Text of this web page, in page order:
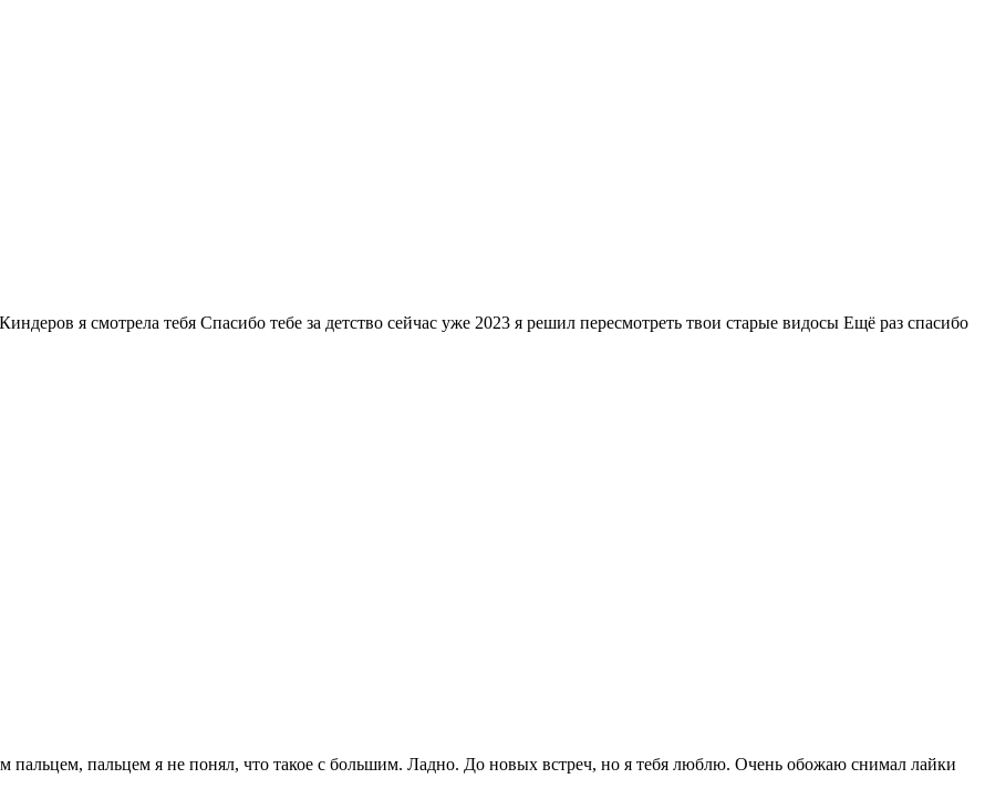
я смотрела тебя Спасибо тебе за детство сейчас уже 2023 я решил пересмотреть твои старые видосы Ещё раз спасибо
пальцем, пальцем я не понял, что такое с большим. Ладно. До новых встреч, но я тебя люблю. Очень обожаю снимал лайки